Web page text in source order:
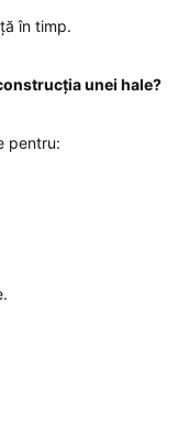
în timp.
unei hale?
pentru: